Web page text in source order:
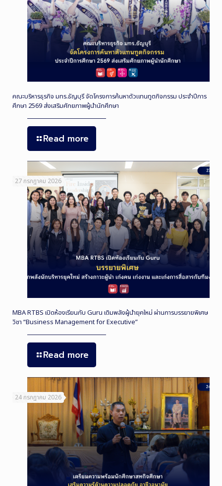
คณะบริหารธุรกิจ มทร.ธัญบุรี จัดโครงการค้นหาตัวแทนทูตกิจกรรม ประจำปีการ
ศึกษา 2569 ส่งเสริมศักยภาพผู้นำนักศึกษา
Read more
27 กรกฎาคม 2026
MBA RTBS เปิดห้องเรียนกับ Guru เติมพลังผู้นำยุคใหม่ ผ่านการบรรยายพิเศษ
วิชา “Business Management for Executive”
Read more
24 กรกฎาคม 2026